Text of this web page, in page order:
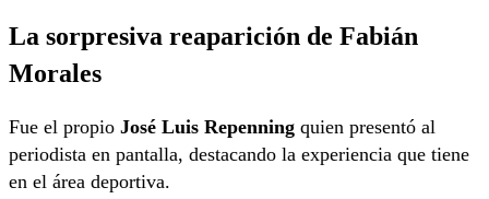
La sorpresiva reaparición de Fabián
Morales
Fue el propio José Luis Repenning quien presentó al
periodista en pantalla, destacando la experiencia que tiene
en el área deportiva.